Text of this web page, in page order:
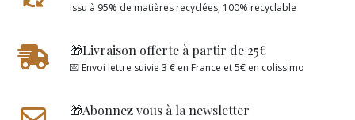
Issu à 95% de matières recyclées, 100% recyclable
🎁Livraison offerte à partir de 25€
💌 Envoi lettre suivie 3 € en France et 5€ en colissimo
🎁Abonnez vous à la newsletter